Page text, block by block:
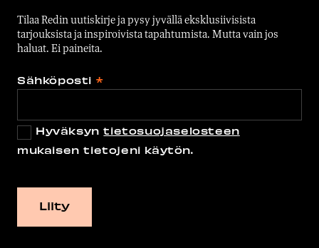
Tilaa Redin uutiskirje ja pysy jyvällä eksklusiivisista
tarjouksista ja inspiroivista tapahtumista. Mutta vain jos
haluat. Ei paineita.
Sähköposti *
Hyväksyntietosuojaselosteen
mukaisen tietojeni käytön.